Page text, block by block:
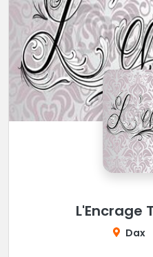
L'Encrage
Dax